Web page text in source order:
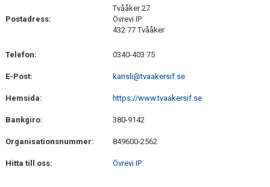
Postadress:
Tvååker 27
Övrevi IP
432 77 Tvååker
Telefon: 0340-403 75
E-Post: kansli@tvaakersif.se
Hemsida: https://www.tvaakersif.se
Bankgiro: 380-9142
Organisationsnummer: 849600-2562
Hitta till oss: Övrevi IP